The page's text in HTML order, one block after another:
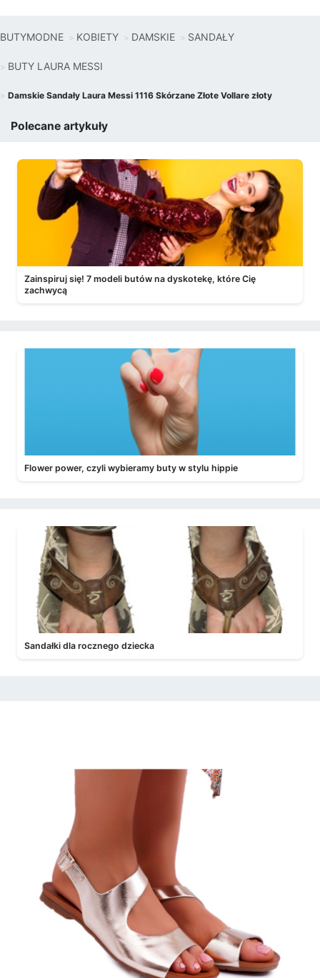
BUTYMODNE KOBIETY DAMSKIE SANDAŁY
BUTY LAURA MESSI
Damskie Sandały Laura Messi 1116 Skórzane Złote Vollare złoty
Polecane artykuły
Zainspiruj się! 7 modeli butów na dyskotekę, które Cię
zachwycą
Flower power, czyli wybieramy buty w stylu hippie
Sandałki dla rocznego dziecka